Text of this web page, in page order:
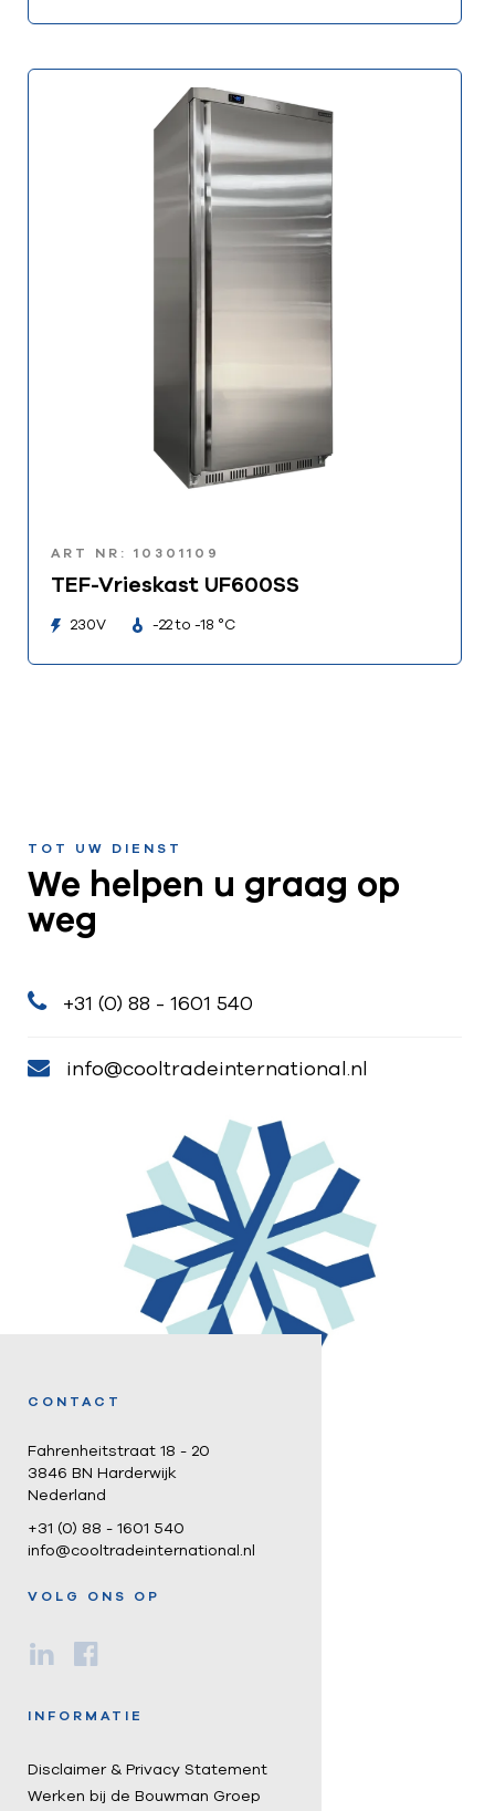
ART NR: 10301109
TEF-Vrieskast UF600SS
230V -22 to -18 °C
TOT UW DIENST
We helpen u graag op
weg
+31 (0) 88 - 1601 540
info@cooltradeinternational.nl
CONTACT
Fahrenheitstraat 18 - 20
3846 BN Harderwijk
Nederland
+31 (0) 88 - 1601 540
info@cooltradeinternational.nl
VOLG ONS OP
INFORMATIE
Disclaimer & Privacy Statement
Werken bij de Bouwman Groep